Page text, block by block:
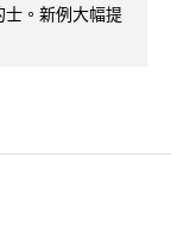
。新例大幅提